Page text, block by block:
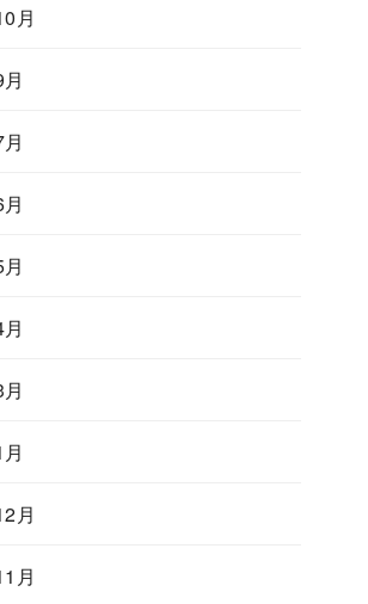
月
月
月